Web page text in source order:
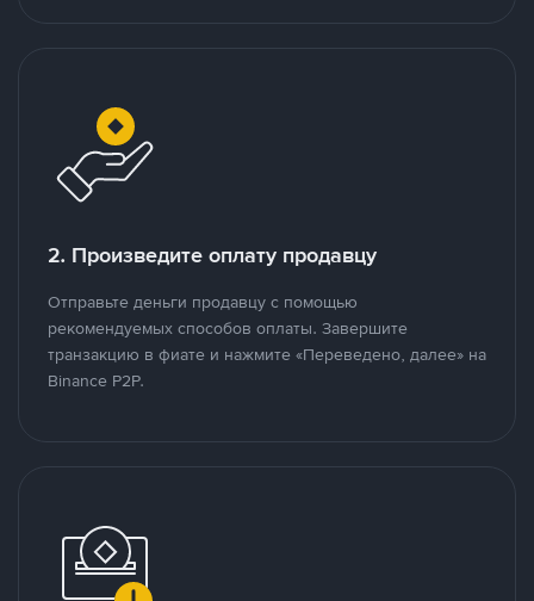
2. Произведите оплату продавцу
Отправьте деньги продавцу с помощью
рекомендуемых способов оплаты. Завершите
транзакцию в фиате и нажмите «Переведено, далее» на
Binance P2P.